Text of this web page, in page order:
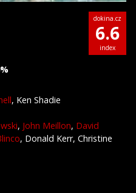
dokina.cz
6.6
index
, Ken Shadie
, John Meillon, David
, Donald Kerr, Christine